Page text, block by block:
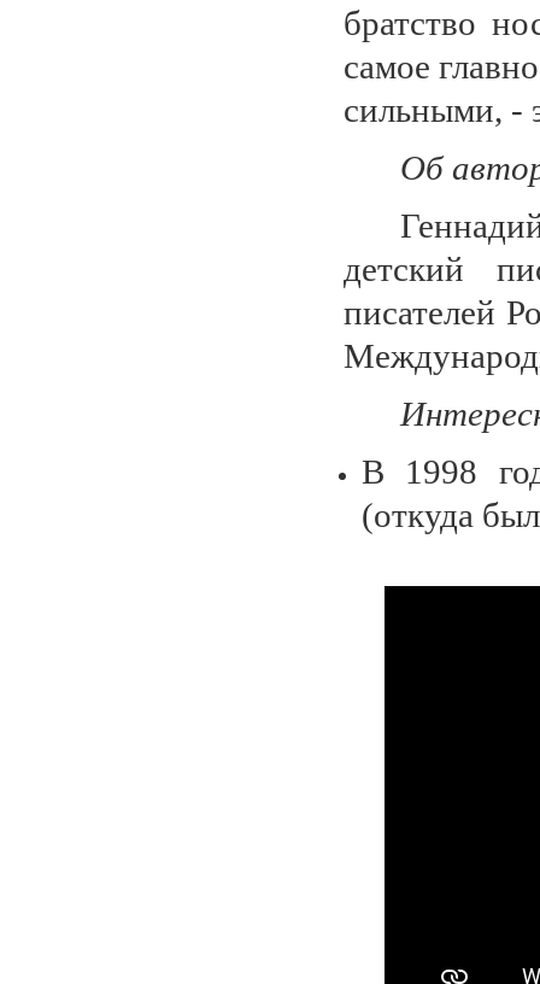
братство
самое
сильными, -
Об
детский
писателей
В 1998
(откуда